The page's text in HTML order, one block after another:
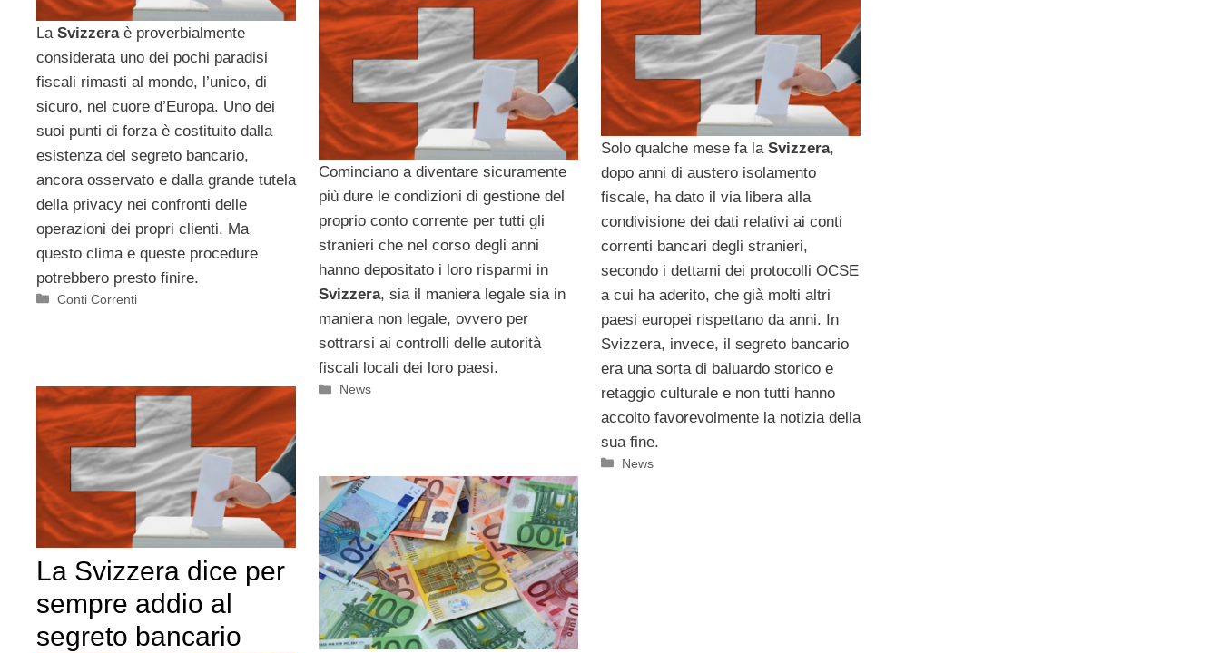
La Svizzeraè proverbialmente
considerata uno dei pochi paradisi
fiscali rimasti al mondo, l’unico, di
sicuro, nel cuore d’Europa. Uno dei
suoi punti di forza è costituito dalla
esistenza del segreto bancario,
ancora osservato e dalla grande tutela
della privacy nei confronti delle
operazioni dei propri clienti. Ma
questo clima e queste procedure
potrebbero presto finire.
Categorie
Conti Correnti
Solo qualche mese fa la Svizzera,
dopo anni di austero isolamento
fiscale, ha dato il via libera alla
condivisione dei dati relativi ai conti
correnti bancari degli stranieri,
secondo i dettami dei protocolli OCSE
a cui ha aderito, che già molti altri
paesi europei rispettano da anni. In
Svizzera, invece, il segreto bancario
era una sorta di baluardo storico e
retaggio culturale e non tutti hanno
accolto favorevolmente la notizia della
sua fine.
Categorie
News
Cominciano a diventare sicuramente
più dure le condizioni di gestione del
proprio conto corrente per tutti gli
stranieri che nel corso degli anni
hanno depositato i loro risparmi in
Svizzera, sia il maniera legale sia in
maniera non legale, ovvero per
sottrarsi ai controlli delle autorità
fiscali locali dei loro paesi.
Categorie
News
La Svizzera dice per
sempre addio al
segreto bancario